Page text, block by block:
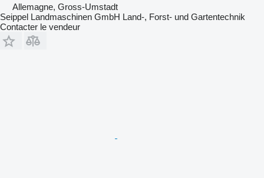
Allemagne, Gross-Umstadt
Seippel Landmaschinen GmbH Land-, Forst- und Gartentechnik
Contacter le vendeur